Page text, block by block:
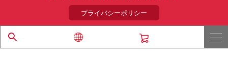
© 1997 - 2026 ROHM CO., LTD. ALL RIGHTS RESERVED.
プライバシーポリシー